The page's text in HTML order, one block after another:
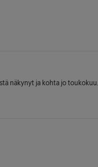
näkynyt ja kohta jo toukokuu...